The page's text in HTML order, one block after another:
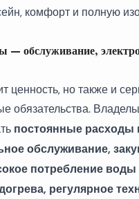
комфорт и полную
— обслуживание,
ценность, но также и
обязательства.
постоянные расходы
обслуживание,
потребление воды
регулярное